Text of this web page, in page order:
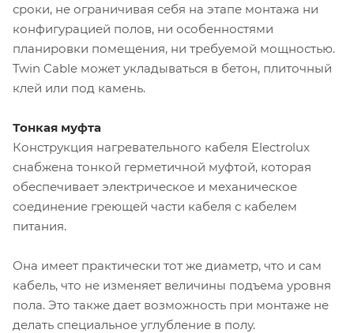
сроки, не ограничивая себя на этапе монтажа ни
конфигурацией полов, ни особенностями
планировки помещения, ни требуемой мощностью.
Twin Cable может укладываться в бетон, плиточный
клей или под камень.
Тонкая муфта
Конструкция нагревательного кабеля Electrolux
снабжена тонкой герметичной муфтой, которая
обеспечивает электрическое и механическое
соединение греющей части кабеля с кабелем
питания.
Она имеет практически тот же диаметр, что и сам
кабель, что не изменяет величины подъема уровня
пола. Это также дает возможность при монтаже не
делать специальное углубление в полу.